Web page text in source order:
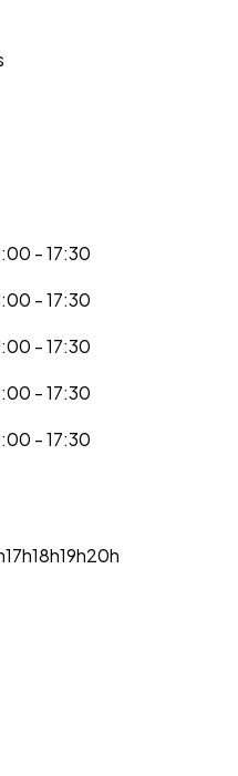
- 17:30
- 17:30
- 17:30
- 17:30
- 17:30
17h18h19h20h